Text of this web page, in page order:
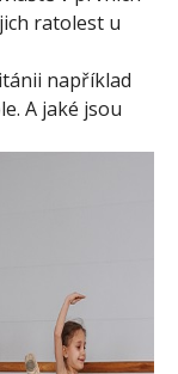
ratolest u
například
A jaké jsou